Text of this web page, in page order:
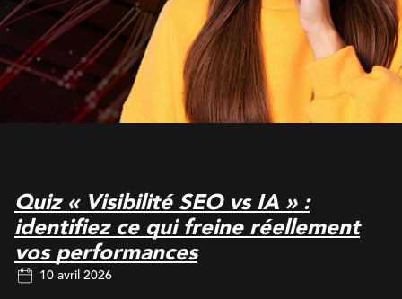
Quiz « Visibilité SEO vs IA » :
identifiez ce qui freine réellement
vos performances
10 avril 2026